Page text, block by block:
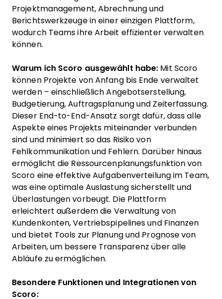
Projektmanagement, Abrechnung und
Berichtswerkzeuge in einer einzigen Plattform,
wodurch Teams ihre Arbeit effizienter verwalten
können.
Warum ich Scoro ausgewählt habe: Mit Scoro
können Projekte von Anfang bis Ende verwaltet
werden – einschließlich Angebotserstellung,
Budgetierung, Auftragsplanung und Zeiterfassung.
Dieser End-to-End-Ansatz sorgt dafür, dass alle
Aspekte eines Projekts miteinander verbunden
sind und minimiert so das Risiko von
Fehlkommunikation und Fehlern. Darüber hinaus
ermöglicht die Ressourcenplanungsfunktion von
Scoro eine effektive Aufgabenverteilung im Team,
was eine optimale Auslastung sicherstellt und
Überlastungen vorbeugt. Die Plattform
erleichtert außerdem die Verwaltung von
Kundenkonten, Vertriebspipelines und Finanzen
und bietet Tools zur Planung und Prognose von
Arbeiten, um bessere Transparenz über alle
Abläufe zu ermöglichen.
Besondere Funktionen und Integrationen von
Scoro: